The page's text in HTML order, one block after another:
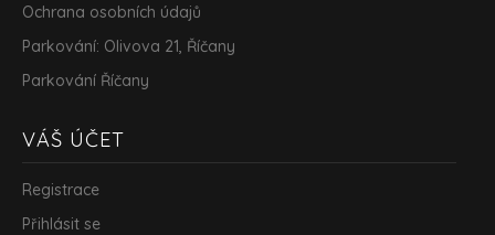
Ochrana osobních údajů
Parkování: Olivova 21, Říčany
Parkování Říčany
VÁŠ ÚČET
Registrace
Přihlásit se